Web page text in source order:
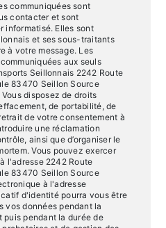
communiquées sont
contacter et sont
informatisé. Elles sont
et ses sous-traitants
à votre message. Les
aux seuls
Seillonnais 2242 Route
83470 Seillon Source
disposez de droits
de portabilité, de
de votre consentement à
une réclamation
ainsi que d’organiser le
Vous pouvez exercer
l'adresse 2242 Route
83470 Seillon Source
à l'adresse
d'identité pourra vous être
vos données pendant la
puis pendant la durée de